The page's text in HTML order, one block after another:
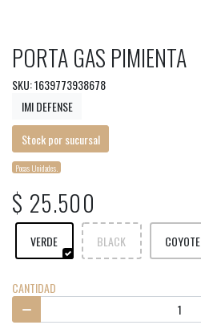
PORTA GAS PIMIENTA
SKU: 1639773938678
IMI DEFENSE
Stock por sucursal
Pocas Unidades.
$ 25.500
VERDE BLACK COYOTE
CANTIDAD